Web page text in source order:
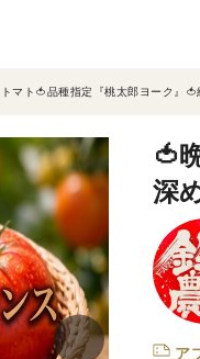
マト🍅品種指定『桃太郎ヨーク』
🍅
深
ア